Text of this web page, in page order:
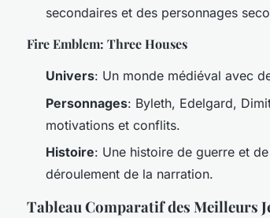
secondaires et des personnages
Fire Emblem: Three Houses
Univers: Un monde médiéval avec
Personnages: Byleth, Edelgard,
motivations et conflits.
Histoire: Une histoire de guerre et
déroulement de la narration.
Tableau Comparatif des Meilleurs